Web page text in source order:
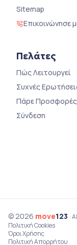
Sitemap
Επικοινώνησε
Πελάτες
Πώς Λειτουργεί
Συχνές
Πάρε Προσφορές
Σύνδεση
© 2026 move123 ·
Πολιτική Cookies
Όροι Χρήσης
Πολιτική Απορρήτου